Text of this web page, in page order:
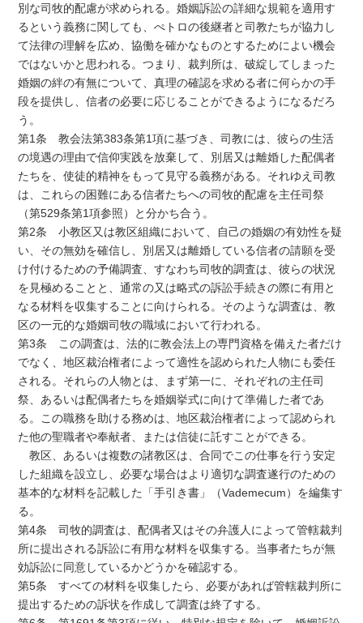
別な司牧的配慮が求められる。婚姻訴訟の詳細な規範を適用す
るという義務に関しても、ぺトロの後継者と司教たちが協力し
て法律の理解を広め、協働を確かなものとするためによい機会
ではないかと思われる。つまり、裁判所は、破綻してしまった
婚姻の絆の有無について、真理の確認を求める者に何らかの手
段を提供し、信者の必要に応じることができるようになるだろ
う。
第1条 教会法第383条第1項に基づき、司教には、彼らの生活
の境遇の理由で信仰実践を放棄して、別居又は離婚した配偶者
たちを、使徒的精神をもって見守る義務がある。それゆえ司教
は、これらの困難にある信者たちへの司牧的配慮を主任司祭
（第529条第1項参照）と分かち合う。
第2条 小教区又は教区組織において、自己の婚姻の有効性を疑
い、その無効を確信し、別居又は離婚している信者の請願を受
け付けるための予備調査、すなわち司牧的調査は、彼らの状況
を見極めることと、通常の又は略式の訴訟手続きの際に有用と
なる材料を収集することに向けられる。そのような調査は、教
区の一元的な婚姻司牧の職域において行われる。
第3条 この調査は、法的に教会法上の専門資格を備えた者だけ
でなく、地区裁治権者によって適性を認められた人物にも委任
される。それらの人物とは、まず第一に、それぞれの主任司
祭、あるいは配偶者たちを婚姻挙式に向けて準備した者であ
る。この職務を助ける務めは、地区裁治権者によって認められ
た他の聖職者や奉献者、または信徒に託すことができる。
教区、あるいは複数の諸教区は、合同でこの仕事を行う安定
した組織を設立し、必要な場合はより適切な調査遂行のための
基本的な材料を記載した「手引き書」（Vademecum）を編集す
る。
第4条 司牧的調査は、配偶者又はその弁護人によって管轄裁判
所に提出される訴訟に有用な材料を収集する。当事者たちが無
効訴訟に同意しているかどうかを確認する。
第5条 すべての材料を収集したら、必要があれば管轄裁判所に
提出するための訴状を作成して調査は終了する。